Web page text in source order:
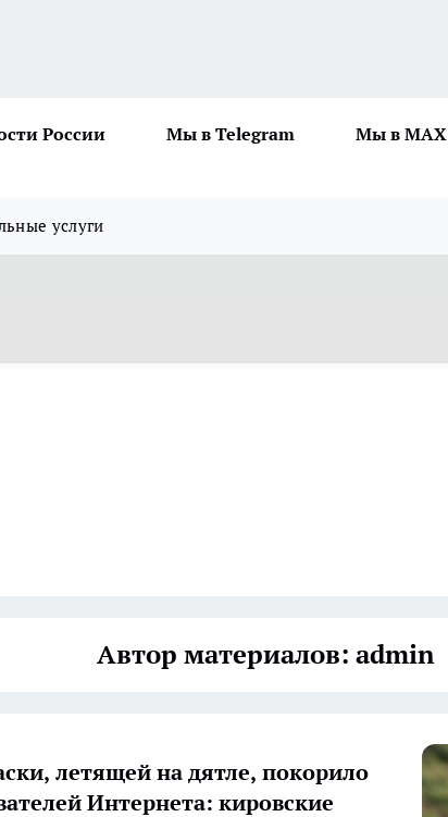
России Мы в Telegram Мы в MAX
услуги
Автор материалов: admin
летящей на дятле, покорило
Интернета: кировские